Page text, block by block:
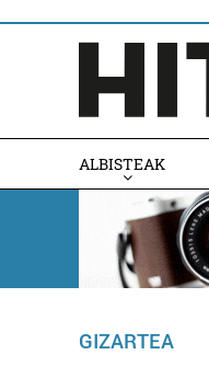
ALBISTEAK
GIZARTEA